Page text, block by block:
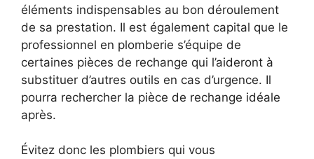
éléments indispensables au bon déroulement
de sa prestation. Il est également capital que le
professionnel en plomberie s’équipe de
certaines pièces de rechange qui l’aideront à
substituer d’autres outils en cas d’urgence. Il
pourra rechercher la pièce de rechange idéale
après.
Évitez donc les plombiers qui vous